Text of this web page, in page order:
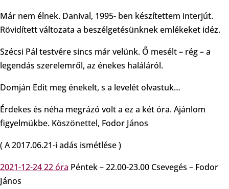
Már nem élnek. Danival, 1995- ben készítettem interjút.
Rövidített változata a beszélgetésünknek emlékeket idéz.
Szécsi Pál testvére sincs már velünk. Ő mesélt – rég – a
legendás szerelemről, az énekes haláláról.
Domján Edit meg énekelt, s a levelét olvastuk…
Érdekes és néha megrázó volt a ez a két óra. Ajánlom
figyelmükbe. Köszönettel, Fodor János
( A 2017.06.21-i adás ismétlése )
2021-12-24 22 óra Péntek – 22.00-23.00 Csevegés – Fodor
János